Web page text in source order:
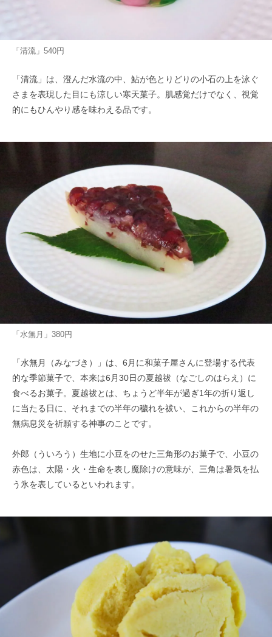
「清流」540円
「清流」は、澄んだ水流の中、鮎が色とりどりの小石の上を泳ぐ
さまを表現した目にも涼しい寒天菓子。肌感覚だけでなく、視覚
的にもひんやり感を味わえる品です。
「水無月」380円
「水無月（みなづき）」は、6月に和菓子屋さんに登場する代表
的な季節菓子で、本来は6月30日の夏越祓（なごしのはらえ）に
食べるお菓子。夏越祓とは、ちょうど半年が過ぎ1年の折り返し
に当たる日に、それまでの半年の穢れを祓い、これからの半年の
無病息災を祈願する神事のことです。
外郎（ういろう）生地に小豆をのせた三角形のお菓子で、小豆の
赤色は、太陽・火・生命を表し魔除けの意味が、三角は暑気を払
う氷を表しているといわれます。